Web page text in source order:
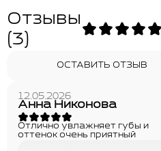
Отзывы
(3)
ОСТАВИТЬ ОТЗЫВ
12.05.2026
Анна Никонова
Отлично увлажняет губы и
оттенок очень приятный